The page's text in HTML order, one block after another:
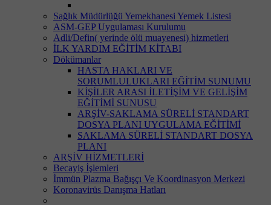
Sağlık Müdürlüğü Yemekhanesi Yemek Listesi
ASM-GEP Uygulaması Kurulumu
Adli/Defin( yerinde ölü muayenesi) hizmetleri
İLK YARDIM EĞİTİM KİTABI
Dökümanlar
HASTA HAKLARI VE
SORUMLULUKLARI EĞİTİM SUNUMU
KİŞİLER ARASI İLETİŞİM VE GELİŞİM
EĞİTİMİ SUNUSU
ARŞİV-SAKLAMA SÜRELİ STANDART
DOSYA PLANI UYGULAMA EĞİTİMİ
SAKLAMA SÜRELİ STANDART DOSYA
PLANI
ARŞİV HİZMETLERİ
Becayiş İşlemleri
İmmün Plazma Bağışçı Ve Koordinasyon Merkezi
Koronavirüs Danışma Hatları